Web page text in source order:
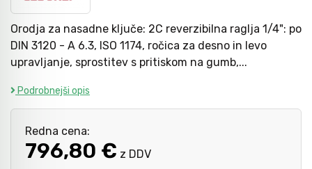
Orodja za nasadne ključe: 2C reverzibilna raglja 1/4": po
DIN 3120 - A 6.3, ISO 1174, ročica za desno in levo
upravljanje, sprostitev s pritiskom na gumb,...
Podrobnejši opis
Redna cena:
796,80 € z DDV
Kladiva
Točkala, dleta, luknjači in pile
Vzvodi in primeži
Mazanje